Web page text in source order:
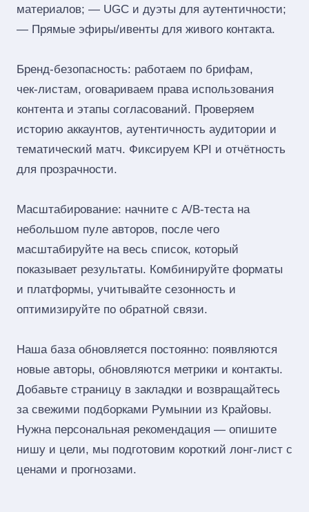
материалов; — UGC и дуэты для аутентичности;
— Прямые эфиры/ивенты для живого контакта.
Бренд‑безопасность: работаем по брифам,
чек‑листам, оговариваем права использования
контента и этапы согласований. Проверяем
историю аккаунтов, аутентичность аудитории и
тематический матч. Фиксируем KPI и отчётность
для прозрачности.
Масштабирование: начните с A/B‑теста на
небольшом пуле авторов, после чего
масштабируйте на весь список, который
показывает результаты. Комбинируйте форматы
и платформы, учитывайте сезонность и
оптимизируйте по обратной связи.
Наша база обновляется постоянно: появляются
новые авторы, обновляются метрики и контакты.
Добавьте страницу в закладки и возвращайтесь
за свежими подборками Румынии из Крайовы.
Нужна персональная рекомендация — опишите
нишу и цели, мы подготовим короткий лонг‑лист с
ценами и прогнозами.